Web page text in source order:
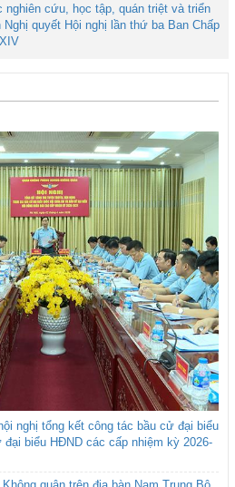
nghiên cứu, học tập, quán triệt và triển
quyết Hội nghị lần thứ ba Ban Chấp
nghị tổng kết công tác bầu cử đại biểu
biểu HĐND các cấp nhiệm kỳ 2026-